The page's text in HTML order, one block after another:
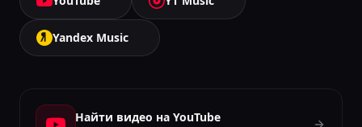
Yandex Music
Найти видео на YouTube